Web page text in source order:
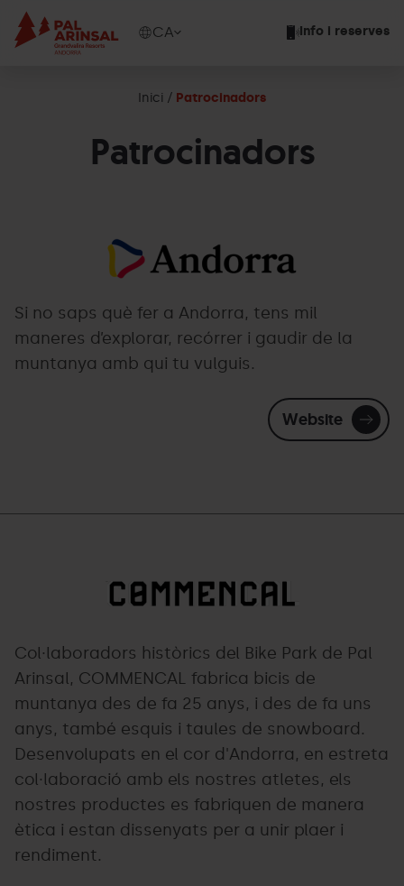
contingut
Info i reserves
Show
CA
Inici Patrocinadors
Patrocinadors
Si no saps què fer a Andorra, tens mil
maneres d’explorar, recórrer i gaudir de la
muntanya amb qui tu vulguis.
Website
Col·laboradors històrics del Bike Park de Pal
Arinsal, COMMENCAL fabrica bicis de
muntanya des de fa 25 anys, i des de fa uns
anys, també esquis i taules de snowboard.
Desenvolupats en el cor d'Andorra, en estreta
col·laboració amb els nostres atletes, els
nostres productes es fabriquen de manera
ètica i estan dissenyats per a unir plaer i
rendiment.